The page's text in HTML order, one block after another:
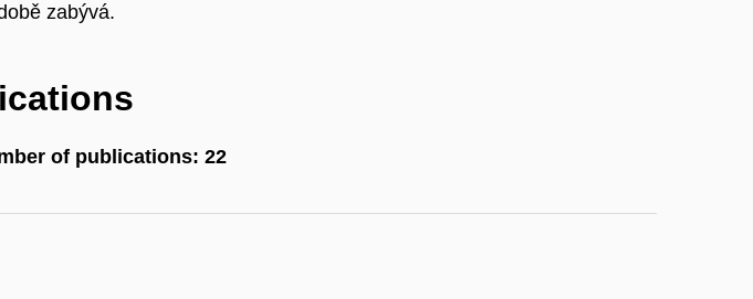
zabývá.
of publications: 22